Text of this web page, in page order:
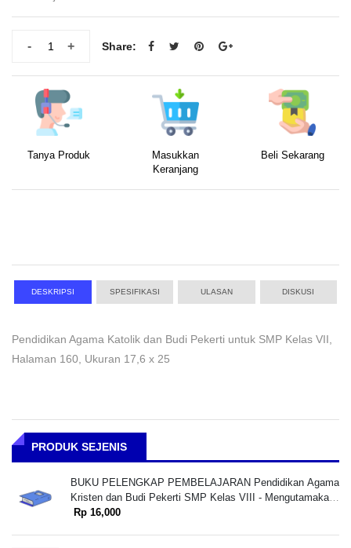
+
- Share:
Tanya Produk
Masukkan
Keranjang
Beli Sekarang
DESKRIPSI SPESIFIKASI ULASAN DISKUSI
Pendidikan Agama Katolik dan Budi Pekerti untuk SMP Kelas VII,
Halaman 160, Ukuran 17,6 x 25
PRODUK SEJENIS
BUKU PELENGKAP PEMBELAJARAN Pendidikan Agama
Kristen dan Budi Pekerti SMP Kelas VIII - Mengutamakan
Pembangunan Karakter Kristiani dalam Bingkai Moderasi
Rp 16,000